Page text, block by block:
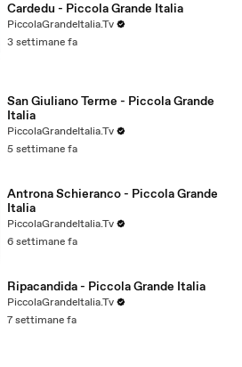
Cardedu - Piccola Grande Italia
PiccolaGrandeItalia.Tv
3 settimane fa
San Giuliano Terme - Piccola Grande
Italia
PiccolaGrandeItalia.Tv
5 settimane fa
Antrona Schieranco - Piccola Grande
Italia
PiccolaGrandeItalia.Tv
6 settimane fa
Ripacandida - Piccola Grande Italia
PiccolaGrandeItalia.Tv
7 settimane fa